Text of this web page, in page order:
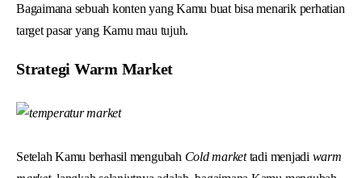
Bagaimana sebuah konten yang Kamu buat bisa menarik perhatian
target pasar yang Kamu mau tujuh.
Strategi Warm Market
Setelah Kamu berhasil mengubah Cold markettadi menjadi warm